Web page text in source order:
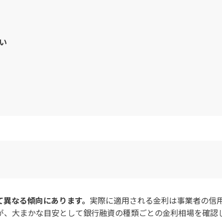
なる傾向にあります。 実際に適用される金利は事業者の信
大まかな目安として銀行融資の種類ごとの金利相場を確認